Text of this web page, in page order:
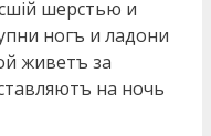
шерстью и
ногъ и ладони
живетъ за
на ночь